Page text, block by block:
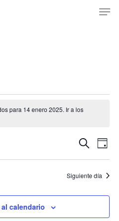
para 14 enero 2025. Ir a los
de
vistas
de
Buscar
de
Día
Siguiente día
calendario